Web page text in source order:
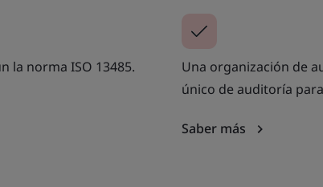
la norma ISO 13485.
Una organización de
único de auditoría
Saber más